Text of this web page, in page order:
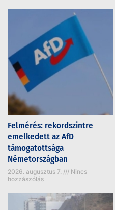
Felmérés: rekordszintre
emelkedett az AfD
támogatottsága
Németországban
2026. augusztus 7.
Nincs
hozzászólás